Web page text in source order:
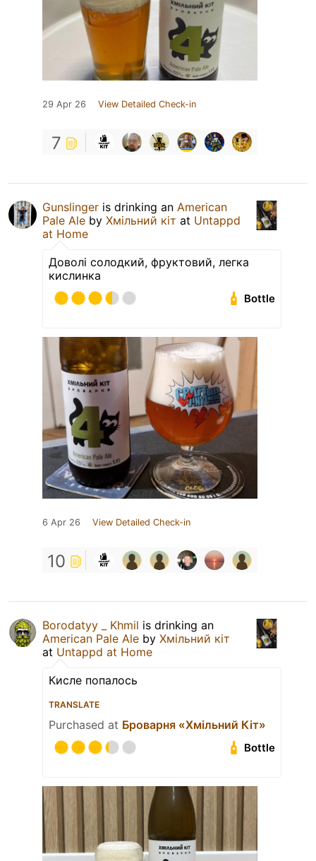
29 Apr 26 View Detailed Check-in
7
Gunslinger is drinking an American
Pale Ale by Хмільний кіт at Untappd
at Home
Доволі солодкий, фруктовий, легка
кислинка
Bottle
6 Apr 26 View Detailed Check-in
10
Borodatyy _ Khmil is drinking an
American Pale Ale by Хмільний кіт
at Untappd at Home
Кисле попалось
TRANSLATE
Purchased at Броварня «Хмільний Кіт»
Bottle